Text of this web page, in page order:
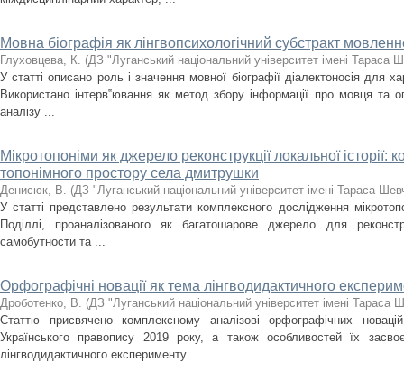
Мовна біографія як лінгвопсихологічний субстракт
Глуховцева, К. (ДЗ "Луганський національний університет імені Тараса
У статті описано роль і значення мовної біографії діалектоносія для
Використано інтерв‟ювання як метод збору інформації про мовця та
аналізу ...
Мікротопоніми як джерело реконструкції локальної історії:
топонімного простору села дмитрушки
Денисюк, В. (ДЗ "Луганський національний університет імені Тараса
У статті представлено результати комплексного дослідження
Поділлі, проаналізованого як багатошарове джерело для
самобутности та ...
Орфографічні новації як тема лінгводидактичного
Дроботенко, В. (ДЗ "Луганський національний університет імені Тараса
Статтю присвячено комплексному аналізові орфографічних
Українського правопису 2019 року, а також особливостей їх
лінгводидактичного експерименту. ...